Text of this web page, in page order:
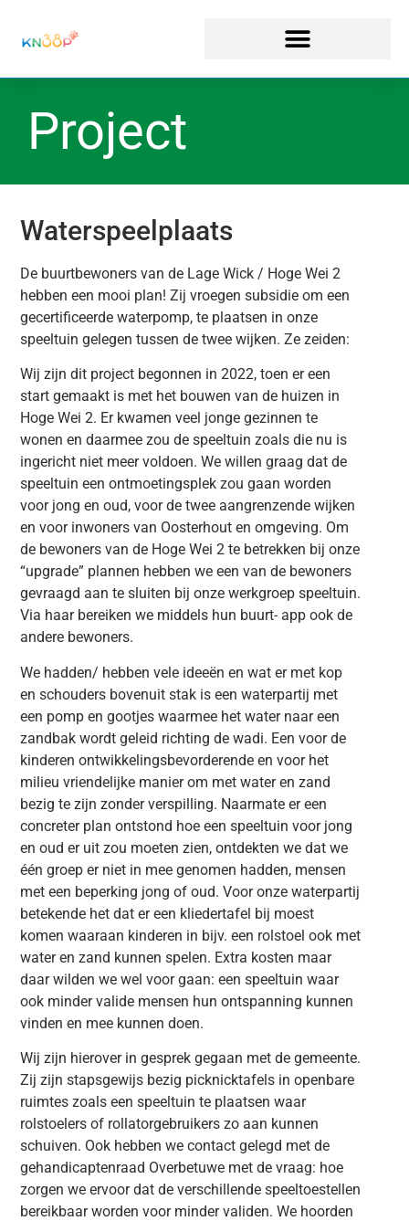
Project
Waterspeelplaats
De buurtbewoners van de Lage Wick / Hoge Wei 2
hebben een mooi plan! Zij vroegen subsidie om een
gecertificeerde waterpomp, te plaatsen in onze
speeltuin gelegen tussen de twee wijken. Ze zeiden:
Wij zijn dit project begonnen in 2022, toen er een
start gemaakt is met het bouwen van de huizen in
Hoge Wei 2. Er kwamen veel jonge gezinnen te
wonen en daarmee zou de speeltuin zoals die nu is
ingericht niet meer voldoen. We willen graag dat de
speeltuin een ontmoetingsplek zou gaan worden
voor jong en oud, voor de twee aangrenzende wijken
en voor inwoners van Oosterhout en omgeving. Om
de bewoners van de Hoge Wei 2 te betrekken bij onze
“upgrade” plannen hebben we een van de bewoners
gevraagd aan te sluiten bij onze werkgroep speeltuin.
Via haar bereiken we middels hun buurt- app ook de
andere bewoners.
We hadden/ hebben vele ideeën en wat er met kop
en schouders bovenuit stak is een waterpartij met
een pomp en gootjes waarmee het water naar een
zandbak wordt geleid richting de wadi. Een voor de
kinderen ontwikkelingsbevorderende en voor het
milieu vriendelijke manier om met water en zand
bezig te zijn zonder verspilling. Naarmate er een
concreter plan ontstond hoe een speeltuin voor jong
en oud er uit zou moeten zien, ontdekten we dat we
één groep er niet in mee genomen hadden, mensen
met een beperking jong of oud. Voor onze waterpartij
betekende het dat er een kliedertafel bij moest
komen waaraan kinderen in bijv. een rolstoel ook met
water en zand kunnen spelen. Extra kosten maar
daar wilden we wel voor gaan: een speeltuin waar
ook minder valide mensen hun ontspanning kunnen
vinden en mee kunnen doen.
Wij zijn hierover in gesprek gegaan met de gemeente.
Zij zijn stapsgewijs bezig picknicktafels in openbare
ruimtes zoals een speeltuin te plaatsen waar
rolstoelers of rollatorgebruikers zo aan kunnen
schuiven. Ook hebben we contact gelegd met de
gehandicaptenraad Overbetuwe met de vraag: hoe
zorgen we ervoor dat de verschillende speeltoestellen
bereikbaar worden voor minder validen. We hoorden